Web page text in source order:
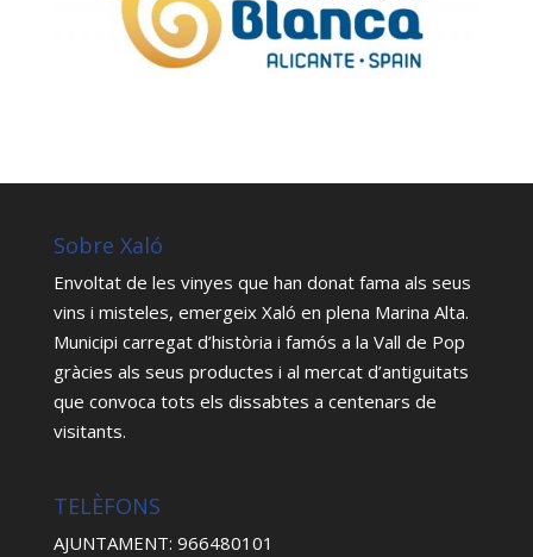
Sobre Xaló
Envoltat de les vinyes que han donat fama als seus
vins i misteles, emergeix Xaló en plena Marina Alta.
Municipi carregat d’història i famós a la Vall de Pop
gràcies als seus productes i al mercat d’antiguitats
que convoca tots els dissabtes a centenars de
visitants.
TELÈFONS
AJUNTAMENT: 966480101